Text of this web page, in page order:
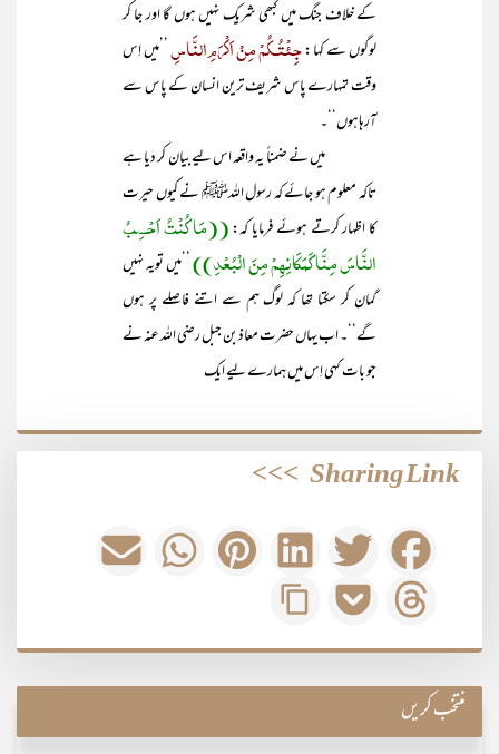
کے خلاف جنگ میں کبھی شریک نہیں ہوں گا اور جا کر
لوگوں سے کہا :جِئْتُـکُمْ مِنْ اَکْرَمِ النَّاسِ ’’میں اِس
وقت تمہارے پاس شریف ترین انسان کے پاس سے
آرہاہوں‘‘۔
میں نے ضمناً یہ واقعہ اس لیے بیان کر دیا ہے
تاکہ معلوم ہو جائے کہ رسول اللہﷺ نے کیوں حیرت
کا اظہار کرتے ہوئے فرمایا کہ:((مَا کُنْتُ اَحْسِبُ
النَّاسَ مِنَّا کَمَکَانِھِمْ مِنَ الْبُعْدِ)) ’’میں تویہ نہیں
گمان کر سکتا تھا کہ لوگ ہم سے اتنے فاصلے پر ہوں
گے‘‘۔ اب یہاں حضرت معاذ بن جبل رضی اللہ عنہ نے
جو بات کہی اِس میں ہمارے لیے ایک
Sharing Link
>>>
منتخب کریں